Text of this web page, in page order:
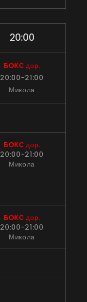
20:00
БОКС дор.
20:00-21:00
Микола
БОКС дор.
20:00-21:00
Микола
БОКС дор.
20:00-21:00
Микола